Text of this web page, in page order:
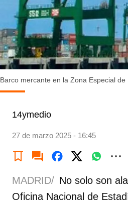
Barco mercante en la Zona Especial de
14ymedio
27 de marzo 2025 - 16:45
MADRID/ No solo son
Oficina Nacional de